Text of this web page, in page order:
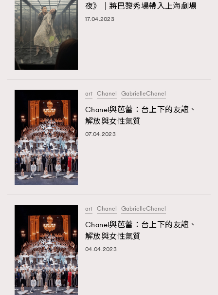
夜》｜將巴黎秀場帶入上海劇場
17.04.2023
art Chanel GabrielleChanel
Chanel與芭蕾：台上下的友誼、
解放與女性氣質
07.04.2023
art Chanel GabrielleChanel
Chanel與芭蕾：台上下的友誼、
解放與女性氣質
04.04.2023